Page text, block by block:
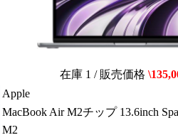
在庫 1 / 販売価格
Apple
MacBook Air M2チップ 13.6inch
M2